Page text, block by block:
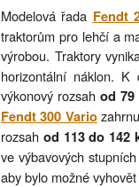
Modelová řada Fendt
traktorům pro lehčí a
výrobou. Traktory
horizontální náklon.
výkonový rozsah od 79
Fendt 300 Vario
rozsah od 113 do 142
ve výbavových stupních
aby bylo možné